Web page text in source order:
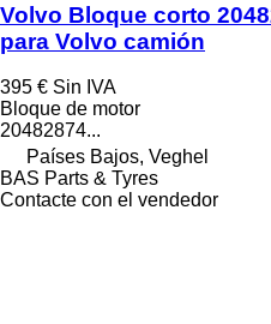
Volvo Bloque corto
para Volvo camión
395 € Sin IVA
Bloque de motor
20482874...
Países Bajos, Veghel
BAS Parts & Tyres
Contacte con el vendedor